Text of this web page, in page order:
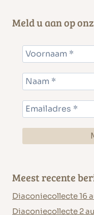
Meld u aan op
Meest recente
Diaconiecollecte 16
Diaconiecollecte 2